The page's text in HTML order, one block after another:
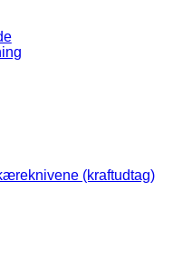
(kraftudtag)